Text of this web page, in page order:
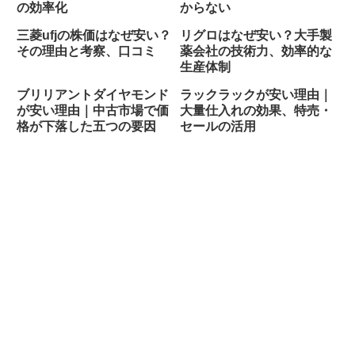
の効率化
からない
三菱ufjの株価はなぜ安い？
その理由と考察、口コミ
リグロはなぜ安い？大手製
薬会社の技術力、効率的な
生産体制
ブリリアントダイヤモンド
が安い理由｜中古市場で価
格が下落した五つの要因
ラックラックが安い理由｜
大量仕入れの効果、特売・
セールの活用